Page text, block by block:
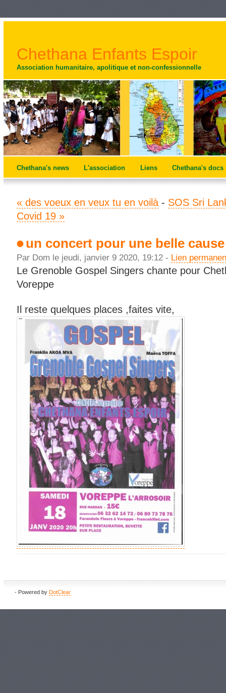
Chethana Enfants Espoir
Association humanitaire, apolitique et non-confessionnelle
Chethana's news L'association Liens Chethana's docs
« des voeux en veux tu en voilà - SOS Sri
Covid 19 »
un concert pour une belle cause
Par Dom le jeudi, janvier 9 2020, 19:12 - Lien
Le Grenoble Gospel Singers chante pour
Voreppe
Il reste quelques places ,faites vite,
- Powered byDotClear